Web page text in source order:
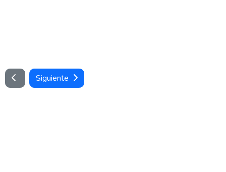
Siguiente